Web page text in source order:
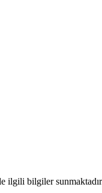
ilgili bilgiler